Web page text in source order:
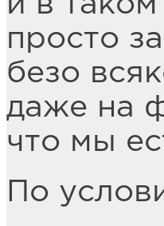
просто
безо
даже на
что мы
По